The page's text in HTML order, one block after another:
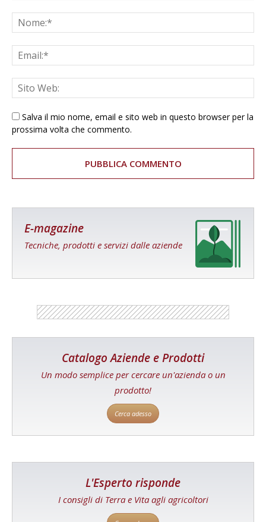
Salva il mio nome, email e sito web in questo browser per la
prossima volta che commento.
E-magazine
Tecniche, prodotti e servizi dalle aziende
Catalogo Aziende e Prodotti
Un modo semplice per cercare un'azienda o un
prodotto!
Cerca adesso
L'Esperto risponde
I consigli di Terra e Vita agli agricoltori